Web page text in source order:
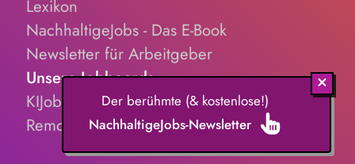
Lexikon
NachhaltigeJobs - Das E-Book
Newsletter für Arbeitgeber
Unsere Jobboards
KIJobs.de
RemoteJobs.de
Der berühmte (& kostenlose!)
NachhaltigeJobs-Newsletter